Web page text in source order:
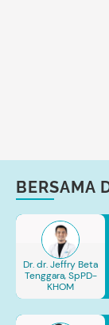
BERSAMA
Dr. dr. Jeffry Beta
Tenggara, SpPD-
KHOM